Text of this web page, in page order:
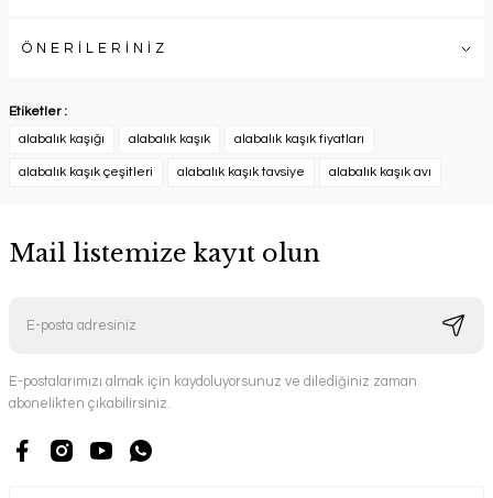
ÖNERİLERİNİZ
Etiketler :
alabalık kaşığı
alabalık kaşık alabalık kaşık fiyatları
alabalık kaşık çeşitleri alabalık kaşık tavsiye alabalık kaşık avı
Mail listemize kayıt olun
E-postalarımızı almak için kaydoluyorsunuz ve dilediğiniz zaman
abonelikten çıkabilirsiniz.